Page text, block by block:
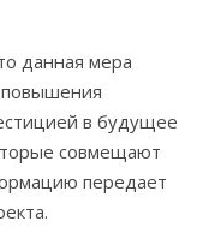
данная мера
повышения
в будущее
совмещают
передает